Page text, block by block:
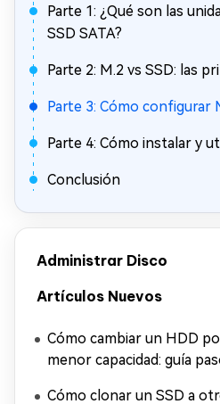
Parte 1: ¿Qué son las
SSD SATA?
Parte 2: M.2 vs SSD: las
Parte 3: Cómo configurar
Parte 4: Cómo instalar y
Conclusión
Administrar Disco
Artículos Nuevos
Cómo cambiar un HDD
menor capacidad: guía
Cómo clonar un SSD a